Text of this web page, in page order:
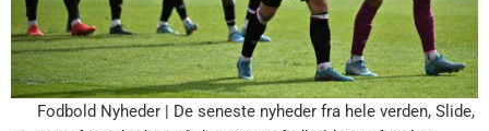
Fodbold Nyheder | De seneste nyheder fra hele verden, Slide,